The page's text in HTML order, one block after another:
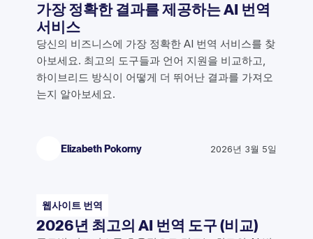
가장 정확한 결과를 제공하는 AI 번역
서비스
당신의 비즈니스에 가장 정확한 AI 번역 서비스를 찾
아보세요. 최고의 도구들과 언어 지원을 비교하고,
하이브리드 방식이 어떻게 더 뛰어난 결과를 가져오
는지 알아보세요.
Elizabeth Pokorny 2026년 3월 5일
웹사이트 번역
2026년 최고의 AI 번역 도구 (비교)